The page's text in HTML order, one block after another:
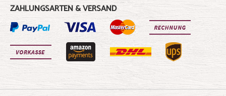
ZAHLUNGSARTEN & VERSAND